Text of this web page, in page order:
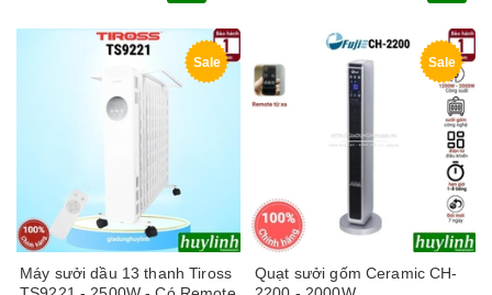
Sale
Máy sưởi dầu 13 thanh Tiross
Sale
Quạt sưởi gốm Ceramic CH-